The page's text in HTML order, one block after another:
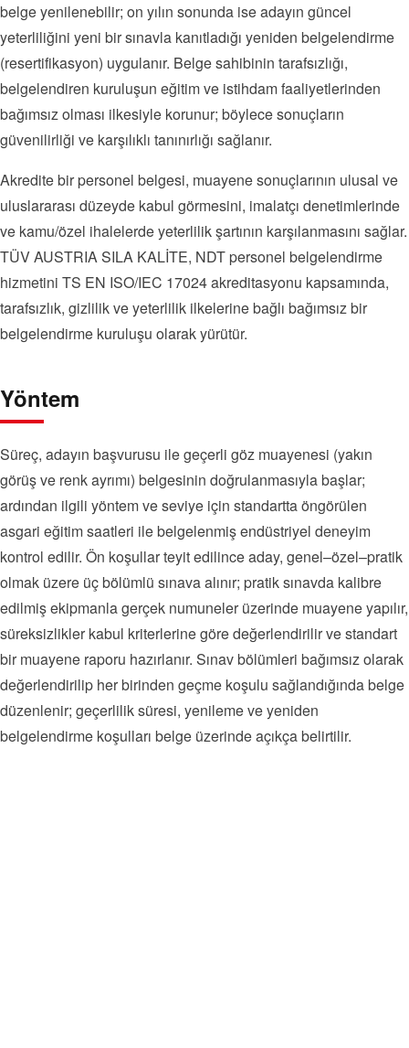
belge yenilenebilir; on yılın sonunda ise adayın güncel
yeterliliğini yeni bir sınavla kanıtladığı yeniden belgelendirme
(resertifikasyon) uygulanır. Belge sahibinin tarafsızlığı,
belgelendiren kuruluşun eğitim ve istihdam faaliyetlerinden
bağımsız olması ilkesiyle korunur; böylece sonuçların
güvenilirliği ve karşılıklı tanınırlığı sağlanır.
Akredite bir personel belgesi, muayene sonuçlarının ulusal ve
uluslararası düzeyde kabul görmesini, imalatçı denetimlerinde
ve kamu/özel ihalelerde yeterlilik şartının karşılanmasını sağlar.
TÜV AUSTRIA SILA KALİTE, NDT personel belgelendirme
hizmetini TS EN ISO/IEC 17024 akreditasyonu kapsamında,
tarafsızlık, gizlilik ve yeterlilik ilkelerine bağlı bağımsız bir
belgelendirme kuruluşu olarak yürütür.
Yöntem
Süreç, adayın başvurusu ile geçerli göz muayenesi (yakın
görüş ve renk ayrımı) belgesinin doğrulanmasıyla başlar;
ardından ilgili yöntem ve seviye için standartta öngörülen
asgari eğitim saatleri ile belgelenmiş endüstriyel deneyim
kontrol edilir. Ön koşullar teyit edilince aday, genel–özel–pratik
olmak üzere üç bölümlü sınava alınır; pratik sınavda kalibre
edilmiş ekipmanla gerçek numuneler üzerinde muayene yapılır,
süreksizlikler kabul kriterlerine göre değerlendirilir ve standart
bir muayene raporu hazırlanır. Sınav bölümleri bağımsız olarak
değerlendirilip her birinden geçme koşulu sağlandığında belge
düzenlenir; geçerlilik süresi, yenileme ve yeniden
belgelendirme koşulları belge üzerinde açıkça belirtilir.